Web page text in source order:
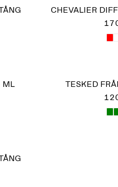
CHEVALIER
ML
TESKED